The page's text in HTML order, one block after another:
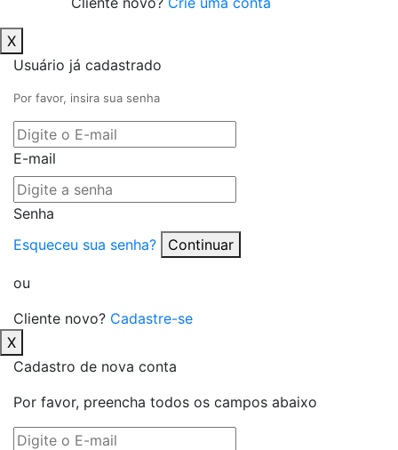
X
Usuário já cadastrado
Por favor, insira sua senha
E-mail
Senha
Esqueceu sua senha?
Continuar
ou
Cliente novo? Cadastre-se
X
Cadastro de nova conta
Por favor, preencha todos os campos abaixo